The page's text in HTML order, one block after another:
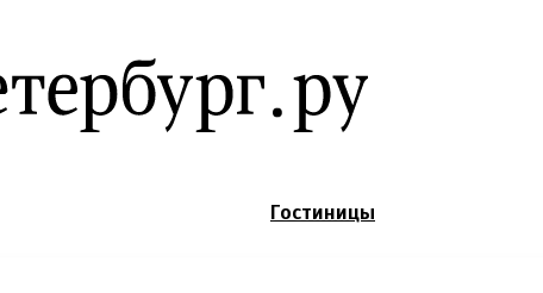
Гостиницы